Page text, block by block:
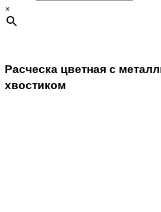
×
Расческа цветная с
хвостиком